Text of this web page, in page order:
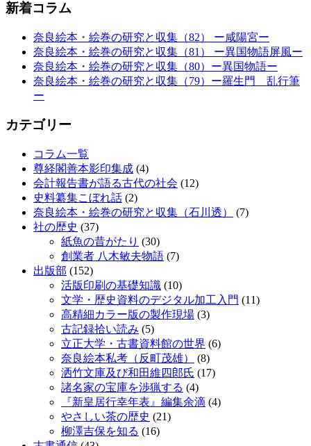
新着コラム
奈良絵本・絵巻の研究と収集（82） ー咸陽宮ー
奈良絵本・絵巻の研究と収集（81） ー異国物語屏風ー
奈良絵本・絵巻の研究と収集（80）ー異国物語ー
奈良絵本・絵巻の研究と収集（79）ー羅生門 乱行筆
ー
カテゴリー
コラム一覧
尊経閣善本影印集成 (4)
会計報告書が語る古代の社会 (12)
史料纂集こぼれ話 (2)
奈良絵本・絵巻の研究と収集（石川透）
(7)
社の歴史 (37)
紙魚の昔がたり (30)
創業者 八木敏夫物語 (7)
出版部 (152)
活版印刷の基礎知識 (10)
文学・歴史資料のデジタル加工入門 (11)
高精細カラー版の製作現場 (3)
古記録拾い読み (5)
立正大学・古書資料館の世界 (6)
奈良絵本私考（反町茂雄）
(8)
洒竹文庫及び和田維四郎氏 (17)
諸名家の宝庫を渉猟する (4)
『新皇居行幸年表』編集余滴 (4)
やさしい茶の歴史 (21)
柳澤吉保を知る (16)